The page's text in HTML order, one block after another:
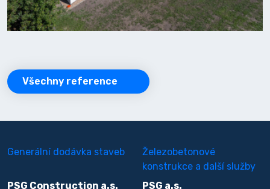
Všechny reference
Generální dodávka staveb
PSG Construction a.s.
Železobetonové
konstrukce a další služby
PSG a.s.